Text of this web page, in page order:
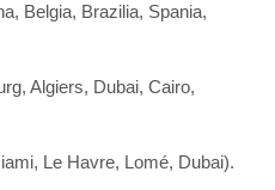
Belgia, Brazilia, Spania,
Algiers, Dubai, Cairo,
Le Havre, Lomé, Dubai).